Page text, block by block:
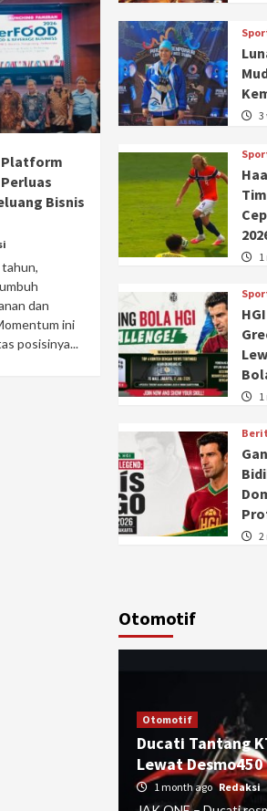
Platform
Bisnis
tahun,
dan
ini
posisinya...
3
2
Otomotif
Otomotif
Ducati Tantang
Lewat Desmo450
1 month ago Redaksi